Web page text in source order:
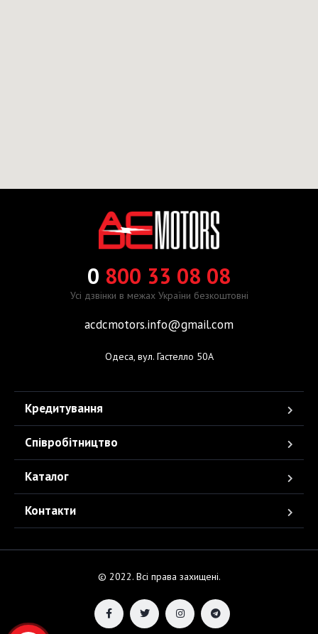
0 800 33 08 08
Усі дзвінки в межах України безкоштовні
acdcmotors.info@gmail.com
Одеса, вул. Гастелло 50А
Кредитування
Співробітництво
Каталог
Контакти
© 2022. Всі права захищені.